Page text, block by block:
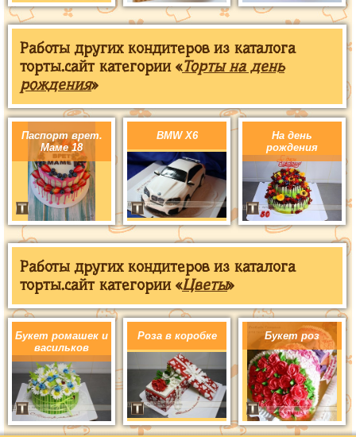
Работы других кондитеров из каталога
торты.сайт категории «Торты на день
рождения»
Паспорт врет.
Маме 18
BMW X6
На день
рождения
Работы других кондитеров из каталога
торты.сайт категории «Цветы»
Букет ромашек и
васильков
Роза в коробке Букет роз